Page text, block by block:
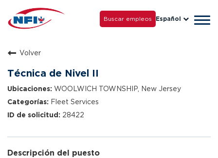
Carreras
Crezca con nosotros
Buscar empleos Español
Volver
Técnica de Nivel II
WOOLWICH TOWNSHIP, New Jersey
Fleet Services
28422
Descripción del puesto